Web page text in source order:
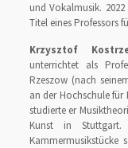
und Vokalmusik.
Titel eines Professors
Krzysztof
unterrichtet als
Rzeszow (nach
an der Hochschule für
studierte er
Kunst in
Kammermusikstücke